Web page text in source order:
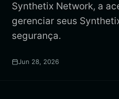
Synthetix Network, a
gerenciar seus
segurança.
Jun 28, 2026